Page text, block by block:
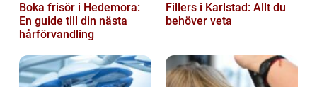
Boka frisör i Hedemora:
En guide till din nästa
hårförvandling
Fillers i Karlstad: Allt du
behöver veta